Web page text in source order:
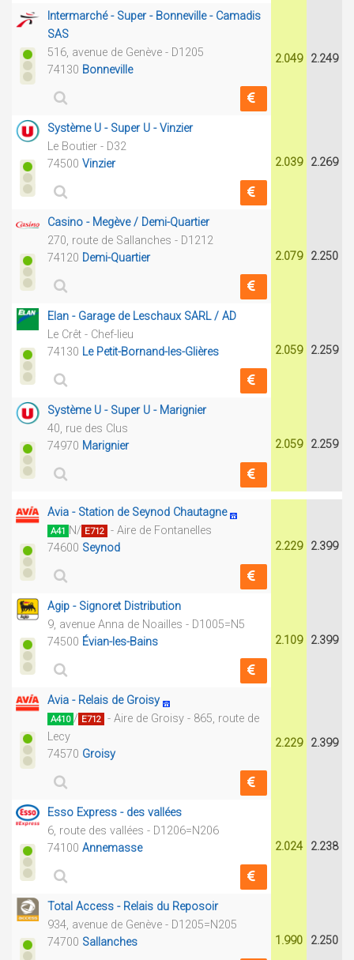
Intermarché - Super - Bonneville - Camadis
SAS
516, avenue de Genève - D1205
74130 Bonneville
2.049 2.249
Système U - Super U - Vinzier
Le Boutier - D32
74500 Vinzier 2.039 2.269
Casino - Megève / Demi-Quartier
270, route de Sallanches - D1212
74120 Demi-Quartier 2.079 2.250
Elan - Garage de Leschaux SARL / AD
Le Crêt - Chef-lieu
74130 Le Petit-Bornand-les-Glières 2.059 2.259
Système U - Super U - Marignier
40, rue des Clus
74970 Marignier 2.059 2.259
Avia - Station de Seynod Chautagne
A41 N/ E712 - Aire de Fontanelles
74600 Seynod 2.229 2.399
Agip - Signoret Distribution
9, avenue Anna de Noailles - D1005=N5
74500 Évian-les-Bains 2.109 2.399
Avia - Relais de Groisy
A410 / E712 - Aire de Groisy - 865, route de
Lecy
74570 Groisy
2.229 2.399
Esso Express - des vallées
6, route des vallées - D1206=N206
74100 Annemasse 2.024 2.238
Total Access - Relais du Reposoir
934, avenue de Genève - D1205=N205
74700 Sallanches 1.990 2.250